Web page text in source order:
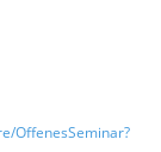
OffenesSeminar?